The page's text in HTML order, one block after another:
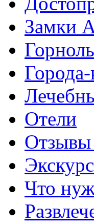
Замки
Отели
Отзывы
Что